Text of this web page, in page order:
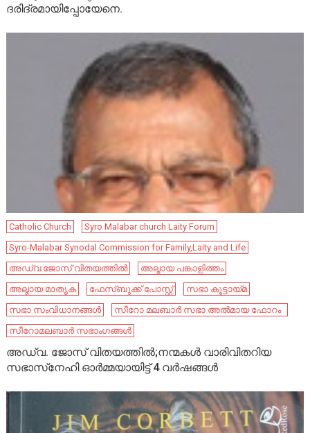
ദരിദ്രമായിപ്പോയേനെ.
Catholic Church
Syro Malabar church Laity Forum
Syro-Malabar Synodal Commission for Family,Laity and Life
അഡ്വ.ജോസ് വിതയത്തില്‍
അല്മായ പങ്കാളിത്തം
അല്മായ മാതൃക
ഫേ​സ്ബു​ക്ക് പോ​സ്റ്റ്
സഭാ കൂട്ടായ്മ
സഭാ സംവിധാനങ്ങൾ
സീറോ മലബാർ സഭാ അൽമായ ഫോറം
സീറോമലബാർ സഭാംഗങ്ങൾ
അഡ്വ. ജോസ് വിതയത്തില്‍;നന്മകള്‍ വാരിവിതറിയ
സഭാസ്‌നേഹി ഓര്‍മ്മയായിട്ട് 4 വര്‍ഷങ്ങള്‍